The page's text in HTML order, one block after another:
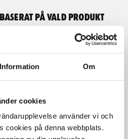
Information Om
cookies
använder vi och
cookies på denna webbplats.
baserat på vald produkt
Montagehandske W-30